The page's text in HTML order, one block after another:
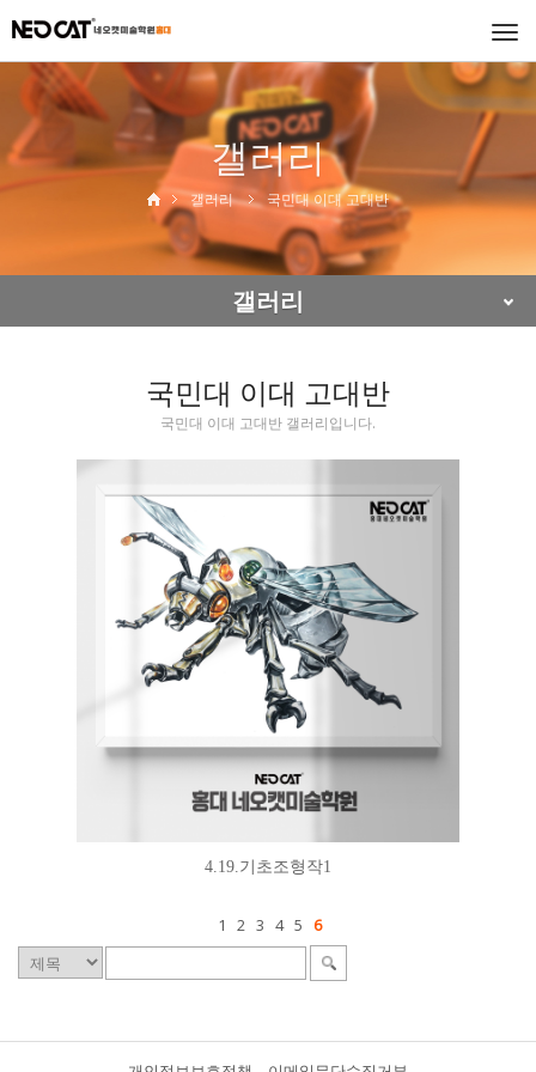
갤러리
갤러리 국민대 이대 고대반
갤러리
국민대 이대 고대반
국민대 이대 고대반 갤러리입니다.
4.19.기초조형작1
1 2 3 4 5 6